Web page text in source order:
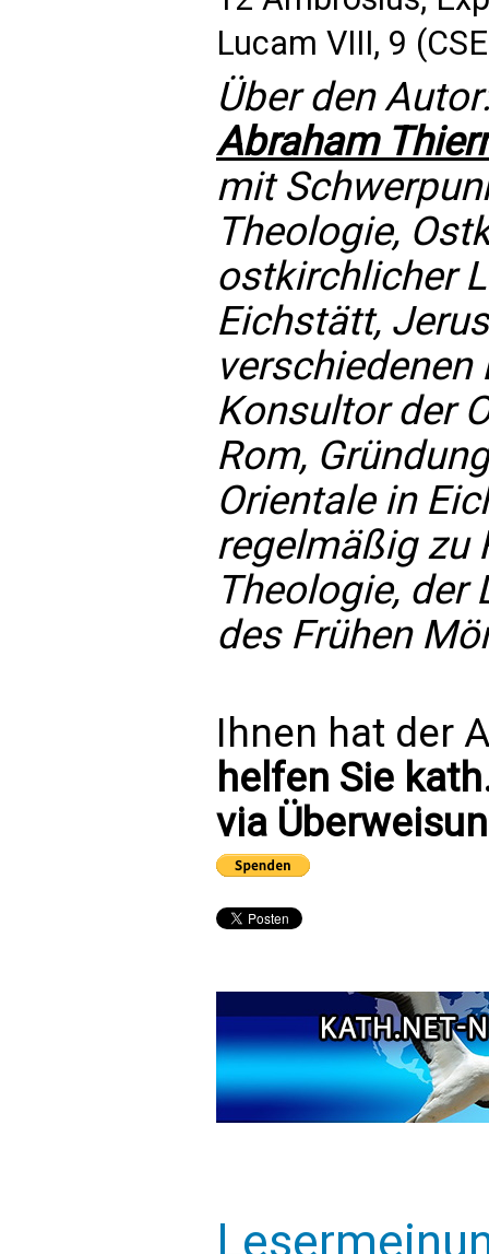
Lucam VIII, 9
Über den
Abraham
mit
Theologie,
ostkirchlicher
Eichstätt,
Konsultor der
Rom,
Orientale in
regelmäßig zu
Theologie, der
des Frühen
Ihnen hat der
helfen Sie
via